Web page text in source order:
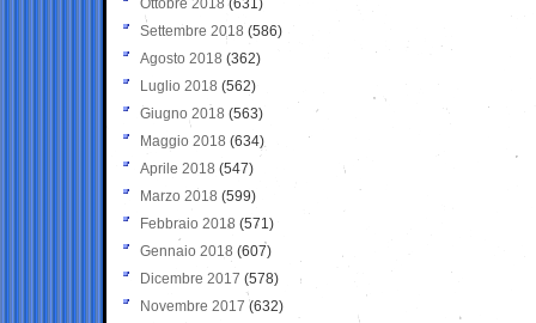
Ottobre 2018 (631)
Settembre 2018 (586)
Agosto 2018 (362)
Luglio 2018 (562)
Giugno 2018 (563)
Maggio 2018 (634)
Aprile 2018 (547)
Marzo 2018 (599)
Febbraio 2018 (571)
Gennaio 2018 (607)
Dicembre 2017 (578)
Novembre 2017 (632)